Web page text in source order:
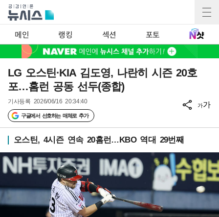
메인 랭킹 섹션 포토
LG 오스틴·KIA 김도영, 나란히 시즌 20호
포…홈런 공동 선두(종합)
기사등록 2026/06/16 20:34:40
구글에서 선호하는 매체로 추가
가가
오스틴, 4시즌 연속 20홈런…KBO 역대 29번째